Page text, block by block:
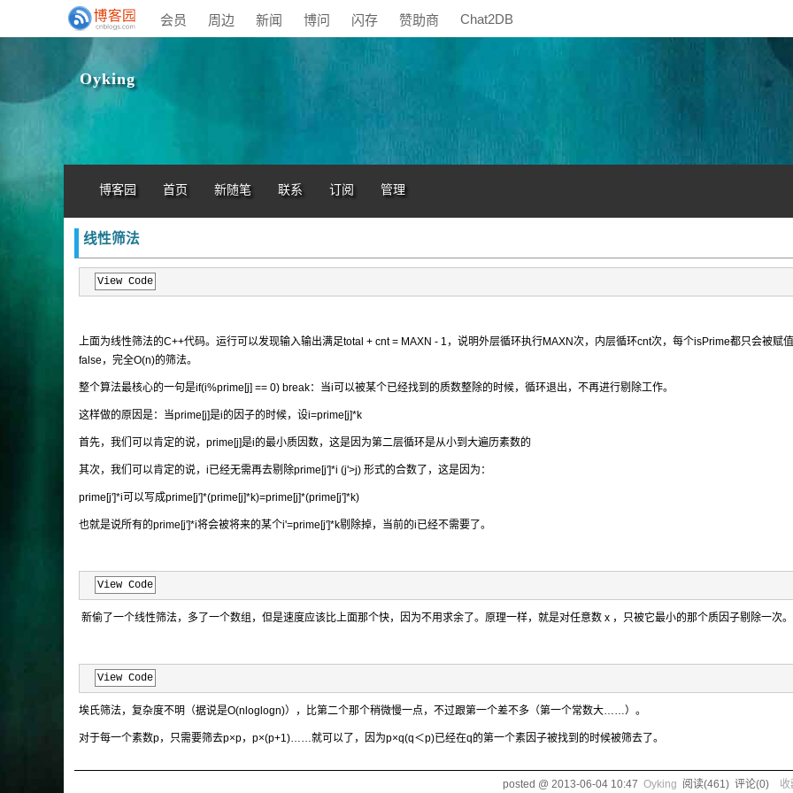
会员 周边 新闻 博问 闪存 赞助商 Chat2DB
Oyking
博客园 首页 新随笔 联系 订阅 管理
线性筛法
View Code
上面为线性筛法的C++代码。运行可以发现输入输出满足total + cnt = MAXN - 1，说明外层循环执行MAXN次，内层循环cnt次，每个isPrime都只会被赋
false，完全O(n)的筛法。
整个算法最核心的一句是if(i%prime[j] == 0) break：当i可以被某个已经找到的质数整除的时候，循环退出，不再进行剔除工作。
这样做的原因是：当prime[j]是i的因子的时候，设i=prime[j]*k
首先，我们可以肯定的说，prime[j]是i的最小质因数，这是因为第二层循环是从小到大遍历素数的
其次，我们可以肯定的说，i已经无需再去剔除prime[j']*i (j'>j) 形式的合数了，这是因为：
prime[j']*i可以写成prime[j']*(prime[j]*k)=prime[j]*(prime[j']*k)
也就是说所有的prime[j']*i将会被将来的某个i'=prime[j']*k剔除掉，当前的i已经不需要了。
View Code
新偷了一个线性筛法，多了一个数组，但是速度应该比上面那个快，因为不用求余了。原理一样，就是对任意数 x ，只被它最小的那个质因子剔除一次。
View Code
埃氏筛法，复杂度不明（据说是O(nloglogn)），比第二个那个稍微慢一点，不过跟第一个差不多（第一个常数大……）。
对于每一个素数p，只需要筛去p×p，p×(p+1)……就可以了，因为p×q(q＜p)已经在q的第一个素因子被找到的时候被筛去了。
posted @ 2013-06-04 10:47 Oyking 阅读(461) 评论(0) 收